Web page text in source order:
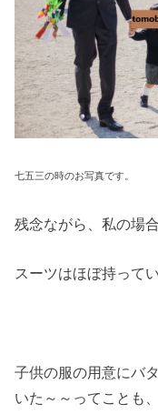
七五三の時のお写真です。
残念ながら、私の場
スーツはほぼ持って
子供の服の用意にバ
いた～～ってことも